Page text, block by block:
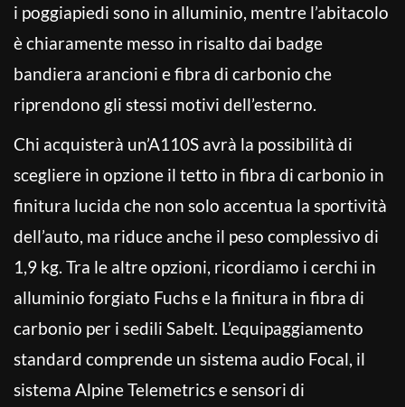
i poggiapiedi sono in alluminio, mentre l’abitacolo
è chiaramente messo in risalto dai badge
bandiera arancioni e fibra di carbonio che
riprendono gli stessi motivi dell’esterno.
Chi acquisterà un’A110S avrà la possibilità di
scegliere in opzione il tetto in fibra di carbonio in
finitura lucida che non solo accentua la sportività
dell’auto, ma riduce anche il peso complessivo di
1,9 kg. Tra le altre opzioni, ricordiamo i cerchi in
alluminio forgiato Fuchs e la finitura in fibra di
carbonio per i sedili Sabelt. L’equipaggiamento
standard comprende un sistema audio Focal, il
sistema Alpine Telemetrics e sensori di